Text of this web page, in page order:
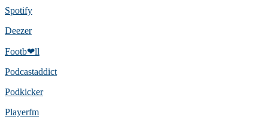
Spotify
Deezer
Footb❤ll
Podcast­addict
Podkicker
Playerfm